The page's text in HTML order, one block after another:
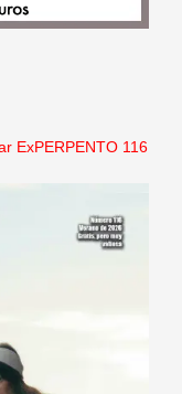
ExPERPENTO 116